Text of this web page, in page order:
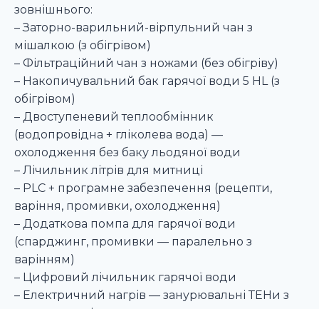
зовнішнього:
– Заторно-варильний-вірпульний чан з
мішалкою (з обігрівом)
– Фільтраційний чан з ножами (без обігріву)
– Накопичувальний бак гарячої води 5 HL (з
обігрівом)
– Двоступеневий теплообмінник
(водопровідна + гліколева вода) —
охолодження без баку льодяної води
– Лічильник літрів для митниці
– PLC + програмне забезпечення (рецепти,
варіння, промивки, охолодження)
– Додаткова помпа для гарячої води
(спарджинг, промивки — паралельно з
варінням)
– Цифровий лічильник гарячої води
– Електричний нагрів — занурювальні ТЕНи з